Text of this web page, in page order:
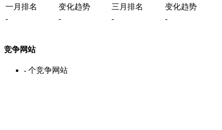
一月排名
变化趋势 三月排名
变化趋势
-
- - -
竞争网站
- 个竞争网站